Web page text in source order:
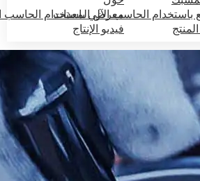
باستخدام الحاسب الآلي باستخدام الحاسب
معرض المعدات
فيديو الإنتاج